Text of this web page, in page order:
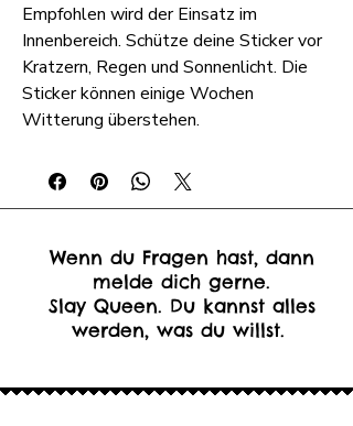
Empfohlen wird der Einsatz im
Innenbereich. Schütze deine Sticker vor
Kratzern, Regen und Sonnenlicht. Die
Sticker können einige Wochen
Witterung überstehen.
Wenn du Fragen hast, dann
melde dich gerne.
Slay Queen. Du kannst alles
werden, was du willst.